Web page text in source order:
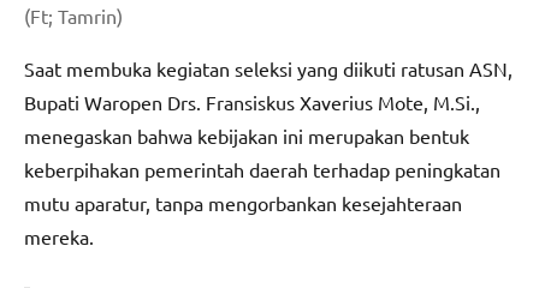
(Ft; Tamrin)
Saat membuka kegiatan seleksi yang diikuti ratusan ASN,
Bupati Waropen Drs. Fransiskus Xaverius Mote, M.Si.,
menegaskan bahwa kebijakan ini merupakan bentuk
keberpihakan pemerintah daerah terhadap peningkatan
mutu aparatur, tanpa mengorbankan kesejahteraan
mereka.